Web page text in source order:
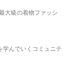
大級の着物ファッシ
学んでいくコミュニテ